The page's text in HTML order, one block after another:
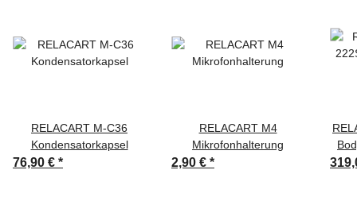
RELACART M-C36
Kondensatorkapsel
76,90 € *
RELACART M4
Mikrofonhalterung
2,90 € *